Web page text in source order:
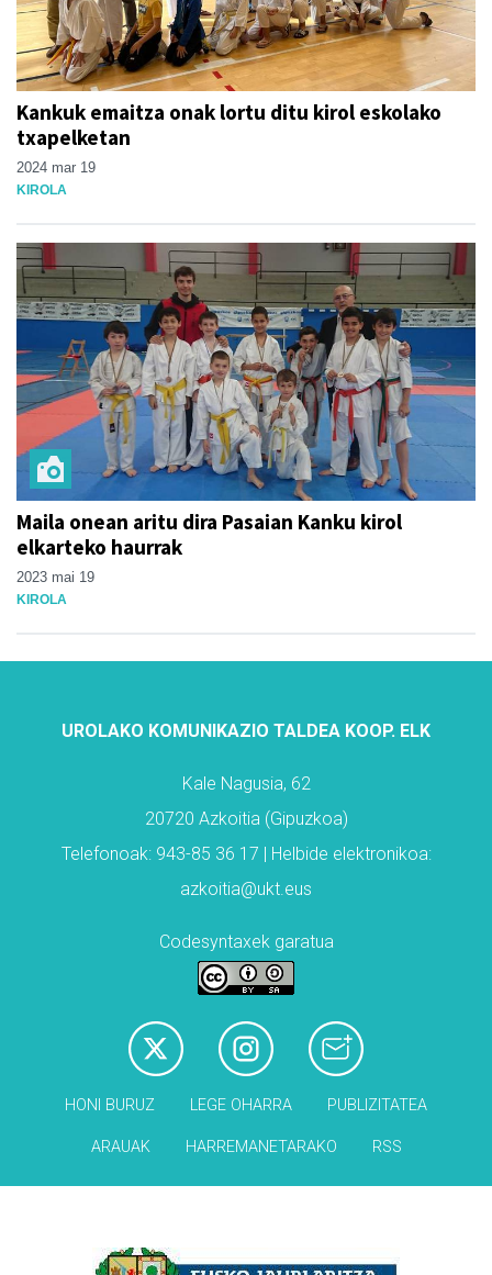
Kankuk emaitza onak lortu ditu kirol eskolako
txapelketan
2024 mar 19
KIROLA
Maila onean aritu dira Pasaian Kanku kirol
elkarteko haurrak
2023 mai 19
KIROLA
UROLAKO KOMUNIKAZIO TALDEA KOOP. ELK
Kale Nagusia, 62
20720 Azkoitia (Gipuzkoa)
Telefonoak: 943-85 36 17 | Helbide elektronikoa:
azkoitia@ukt.eus
Codesyntaxek garatua
HONI BURUZ LEGE OHARRA PUBLIZITATEA
ARAUAK HARREMANETARAKO RSS